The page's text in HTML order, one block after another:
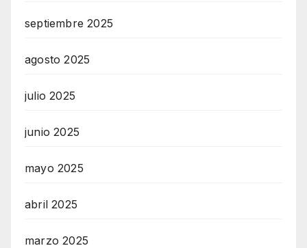
septiembre 2025
agosto 2025
julio 2025
junio 2025
mayo 2025
abril 2025
marzo 2025